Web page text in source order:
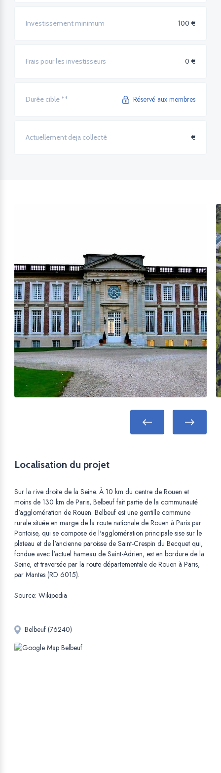
Investissement minimum 100 €
Frais pour les investisseurs 0 €
Durée cible ** Réservé aux membres
Actuellement deja collecté €
Localisation du projet
Sur la rive droite de la Seine. À 10 km du centre de Rouen et
moins de 130 km de Paris, Belbeuf fait partie de la communauté
d'agglomération de Rouen. Belbeuf est une gentille commune
rurale située en marge de la route nationale de Rouen à Paris par
Pontoise, qui se compose de l'agglomération principale sise sur le
plateau et de l'ancienne paroisse de Saint-Crespin du Becquet qui,
fondue avec l'actuel hameau de Saint-Adrien, est en bordure de la
Seine, et traversée par la route départementale de Rouen à Paris,
par Mantes (RD 6015).
Source: Wikipedia
Belbeuf (76240)